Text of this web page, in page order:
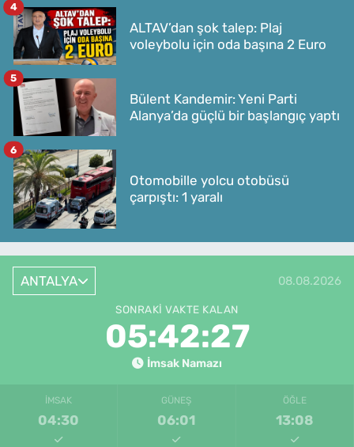
ALTAV’dan şok talep: Plaj
voleybolu için oda başına 2 Euro
4
Bülent Kandemir: Yeni Parti
Alanya’da güçlü bir başlangıç yaptı
5
Otomobille yolcu otobüsü
çarpıştı: 1 yaralı
6
ANTALYA 08.08.2026
SONRAKI VAKTE KALAN
05:42:27
İmsak Namazı
İMSAK
04:30
GÜNEŞ
06:01
ÖĞLE
13:08